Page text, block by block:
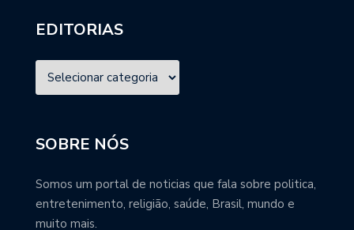
EDITORIAS
SOBRE NÓS
Somos um portal de noticias que fala sobre politica,
entretenimento, religião, saúde, Brasil, mundo e
muito mais.